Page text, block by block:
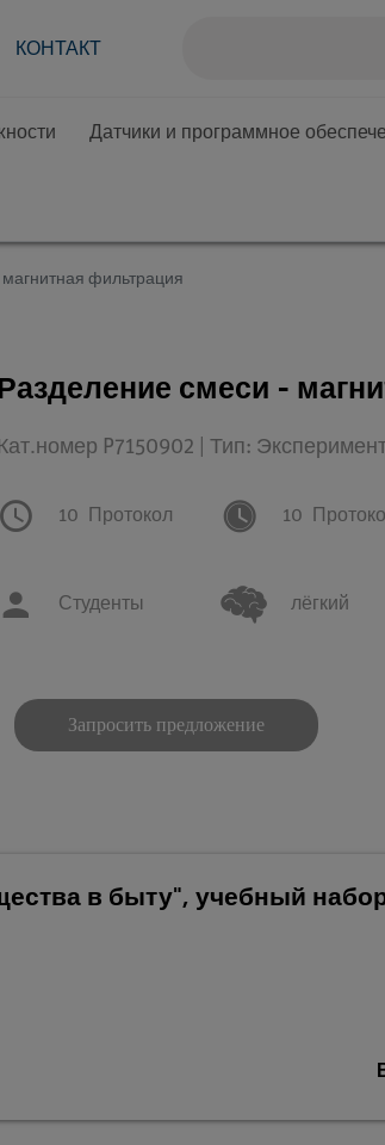
КОНТАКТ
Датчики и программное
фильтрация
смеси -
Кат.номер P7150902 | Тип:
10 Протокол 10
Студенты лёгкий
Запросить предложение
в быту", учебный